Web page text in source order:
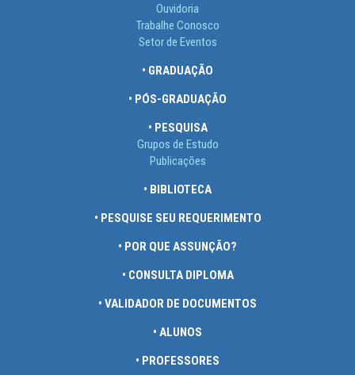
Ouvidoria
Trabalhe Conosco
Setor de Eventos
• GRADUAÇÃO
• PÓS-GRADUAÇÃO
• PESQUISA
Grupos de Estudo
Publicações
• BIBLIOTECA
• PESQUISE SEU REQUERIMENTO
• POR QUE ASSUNÇÃO?
• CONSULTA DIPLOMA
• VALIDADOR DE DOCUMENTOS
• ALUNOS
• PROFESSORES